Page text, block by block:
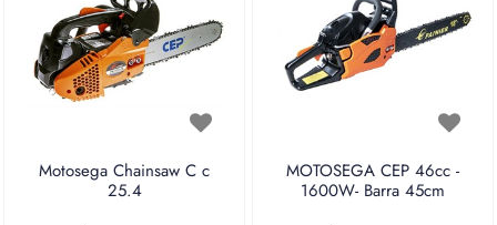
Motosega Chainsaw C c
25.4
MOTOSEGA CEP 46cc -
1600W- Barra 45cm